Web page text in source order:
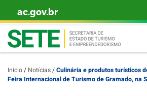
Skip to content
ac.gov.br
Início/ Notícias/Culinária e produtos turísticos
Feira Internacional de Turismo de Gramado, na